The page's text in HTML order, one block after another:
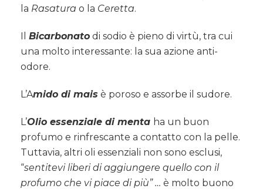
la Rasatura o la Ceretta.
Bicarbonato di sodio è pieno di virtù, tra cui
una molto interessante: la sua azione anti-
odore.
L’Amido di mais è poroso e assorbe il sudore.
L’Olio essenziale di menta ha un buon
profumo e rinfrescante a contatto con la pelle.
Tuttavia, altri oli essenziali non sono esclusi,
“sentitevi liberi di aggiungere quello con il
profumo che vi piace di più” … è molto buono